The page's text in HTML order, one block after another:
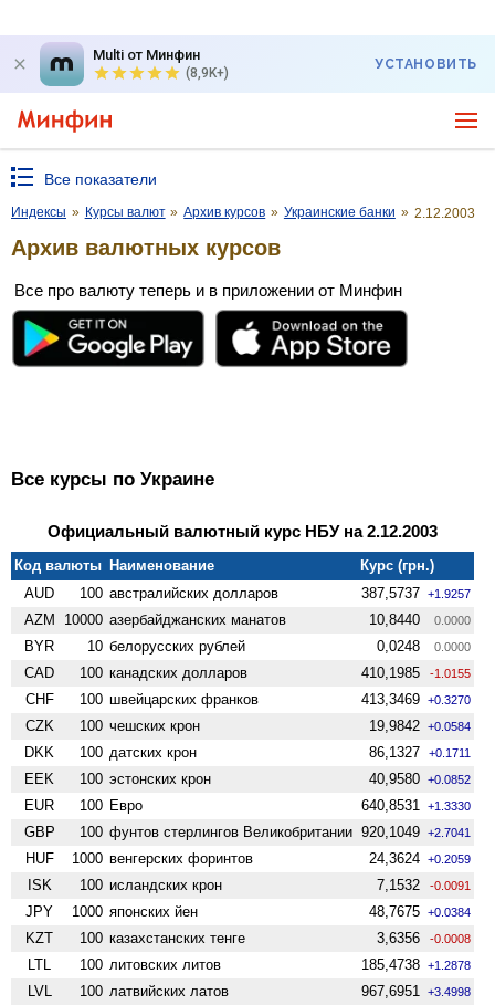
Multi от Минфин
(8,9K+)
УСТАНОВИТЬ
Все показатели
Индексы » Курсы валют » Архив курсов » Украинские банки » 2.12.2003
Архив валютных курсов
Все про валюту теперь и в приложении от Минфин
Все курсы по Украине
Официальный валютный курс НБУ на 2.12.2003
Код валюты Наименование
Курс (грн.)
AUD
100 австралийских долларов 387,5737 +1.9257
AZM 10000 азербайджанских манатов 10,8440 0.0000
BYR 10 белорусских рублей 0,0248 0.0000
CAD 100 канадских долларов 410,1985 -1.0155
CHF 100 швейцарских франков 413,3469 +0.3270
CZK 100 чешских крон 19,9842 +0.0584
DKK 100 датских крон 86,1327 +0.1711
EEK 100 эстонских крон 40,9580 +0.0852
EUR 100 Евро 640,8531 +1.3330
GBP 100 фунтов стерлингов Велико­британии 920,1049 +2.7041
HUF 1000 венгерских форинтов 24,3624 +0.2059
ISK 100 исландских крон 7,1532 -0.0091
JPY 1000 японских йен 48,7675 +0.0384
KZT 100 казахстанских тенге 3,6356 -0.0008
LTL 100 литовских литов 185,4738 +1.2878
LVL 100 латвийских латов 967,6951 +3.4998